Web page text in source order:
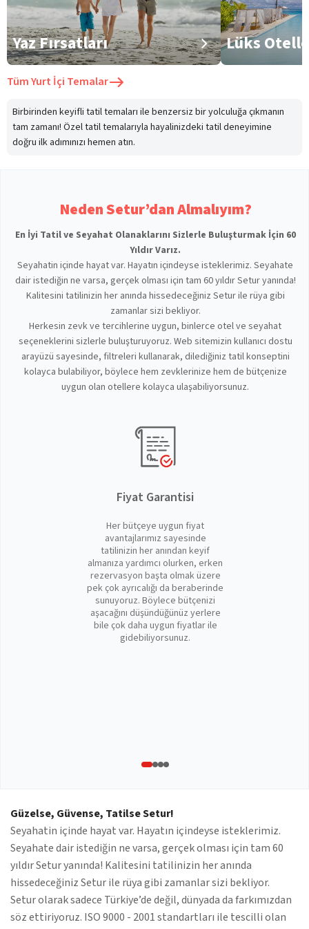
Yaz Fırsatları Lüks
TümYurt İçi Temalar
Birbirinden keyifli tatil temaları ile benzersiz bir yolculuğa çıkmanın
tam zamanı! Özel tatil temalarıyla hayalinizdeki tatil deneyimine
doğru ilk adımınızı hemen atın.
Neden Setur’dan Almalıyım?
En İyi Tatil ve Seyahat Olanaklarını Sizlerle Buluşturmak İçin 60
Yıldır Varız.
Seyahatin içinde hayat var. Hayatın içindeyse isteklerimiz. Seyahate
dair istediğin ne varsa, gerçek olması için tam 60 yıldır Setur yanında!
Kalitesini tatilinizin her anında hissedeceğiniz Setur ile rüya gibi
zamanlar sizi bekliyor.
Herkesin zevk ve tercihlerine uygun, binlerce otel ve seyahat
seçeneklerini sizlerle buluşturuyoruz. Web sitemizin kullanıcı dostu
arayüzü sayesinde, filtreleri kullanarak, dilediğiniz tatil konseptini
kolayca bulabiliyor, böylece hem zevklerinize hem de bütçenize
uygun olan otellere kolayca ulaşabiliyorsunuz.
Fiyat Garantisi
Her bütçeye uygun fiyat
avantajlarımız sayesinde
tatilinizin her anından keyif
almanıza yardımcı olurken, erken
rezervasyon başta olmak üzere
pek çok ayrıcalığı da beraberinde
sunuyoruz. Böylece bütçenizi
aşacağını düşündüğünüz yerlere
bile çok daha uygun fiyatlar ile
gidebiliyorsunuz.
Güzelse, Güvense, Tatilse Setur!
Seyahatin içinde hayat var. Hayatın içindeyse isteklerimiz.
Seyahate dair istediğin ne varsa, gerçek olması için tam 60
yıldır Setur yanında! Kalitesini tatilinizin her anında
hissedeceğiniz Setur ile rüya gibi zamanlar sizi bekliyor.
Setur olarak sadece Türkiye’de değil, dünyada da farkımızdan
söz ettiriyoruz. ISO 9000 - 2001 standartları ile tescilli olan